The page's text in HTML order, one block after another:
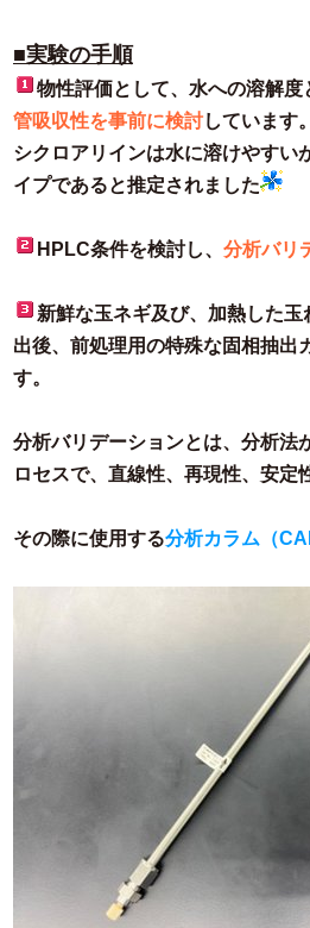
■実験の手順
物性評価として、水への溶解度
管吸収性を事前に検討しています。
シクロアリインは水に溶けやすい
イプであると推定されました
HPLC条件を検討し、 分析バリ
新鮮な玉ネギ及び、加熱した
出後、前処理用の特殊な固相抽出
す。
分析バリデーションとは、分析法
ロセスで、直線性、再現性、安定
その際に使用する分析カラム（